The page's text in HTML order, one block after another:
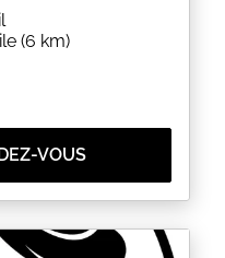
(6 km)
VOUS